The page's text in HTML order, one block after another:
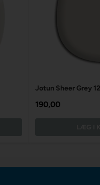
Jotun Sheer Grey
190,00